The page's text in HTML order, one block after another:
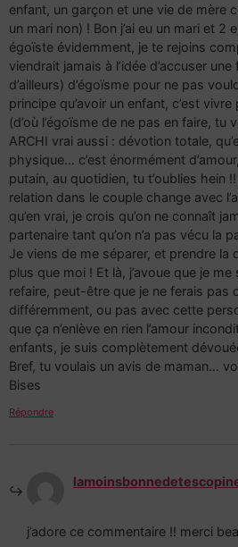
enfant, un garçon et une vie de mère
un mari non) ! Bon j’ai eu un mari et 2
égoïste évidemment, je te rejoins
viendrait jamais à l’idée d’accuser
d’ailleurs) d’égoïsme pour ne pas
principe qu’avoir un enfant, c’est
(d’où l’égoïsme de ne pas en faire, tu
ARCHI vrai aussi : dévotion totale,
physique… c’est énormément
putain, au quotidien, tu t’oublies hein
relation dans le couple change avec
qu’en vrai, je crois qu’on ne connaît
partenaire tant qu’on n’a pas vécu la
Je viens de me séparer, et prendre la
plus que moi ! Et là, j’avoue que je me
refaire, peut-être que je ne ferais pas
différemment, ou pas avec cette
que ça n’enlève en rien l’amour
enfants, je suis complètement
Bref, tu voulais un avis de maman…
Bises
Répondre
j’adore ce commentaire !! merci